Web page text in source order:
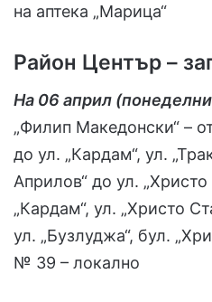
на аптека „Марица“
Район Център –
На 06 април
„Филип Македонски“ –
до ул. „Кардам“, ул.
Априлов“ до ул. „Христо
„Кардам“, ул. „Христо
ул. „Бузлуджа“, бул.
№ 39 – локално